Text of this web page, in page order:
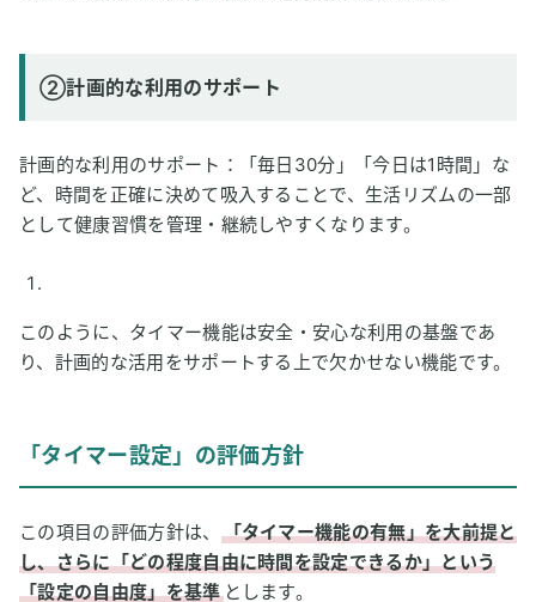
②計画的な利用のサポート
計画的な利用のサポート：「毎日30分」「今日は1時間」な
ど、時間を正確に決めて吸入することで、生活リズムの一部
として健康習慣を管理・継続しやすくなります。
このように、タイマー機能は安全・安心な利用の基盤であ
り、計画的な活用をサポートする上で欠かせない機能です。
「タイマー設定」の評価方針
この項目の評価方針は、
「タイマー機能の有無」を大前提と
し、さらに「どの程度自由に時間を設定できるか」という
「設定の自由度」を基準とします。